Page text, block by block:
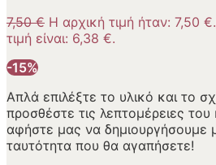
7,50€ Η αρχική τιμή ήταν: 7,50 €.
τιμή είναι: 6,38 €.
-15%
Απλά επιλέξτε το υλικό και το
προσθέστε τις λεπτομέρειες του
αφήστε μας να δημιουργήσουμε
ταυτότητα που θα αγαπήσετε!